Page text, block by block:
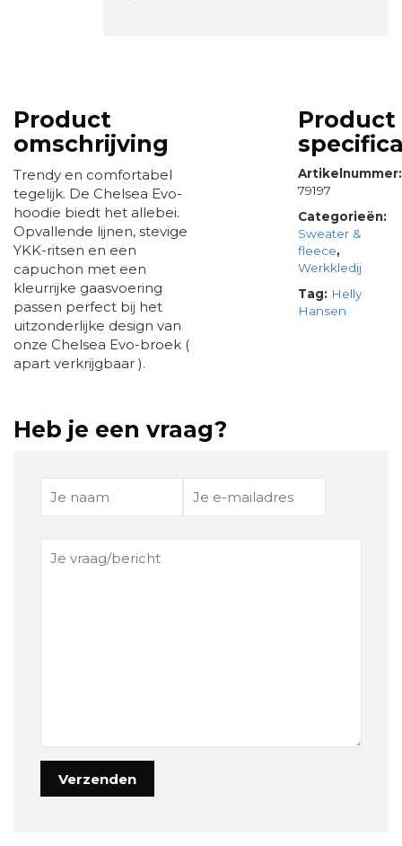
Product
omschrijving
Trendy en comfortabel
tegelijk. De Chelsea Evo-
hoodie biedt het allebei.
Opvallende lijnen, stevige
YKK-ritsen en een
capuchon met een
kleurrijke gaasvoering
passen perfect bij het
uitzonderlijke design van
onze Chelsea Evo-broek (
apart verkrijgbaar ).
Product
Artikelnummer:
79197
Categorieën:
Sweater &
fleece,
Werkkledij
Tag: Helly
Hansen
Heb je een vraag?